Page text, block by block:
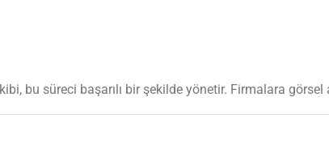
bu süreci başarılı bir şekilde yönetir. Firmalara